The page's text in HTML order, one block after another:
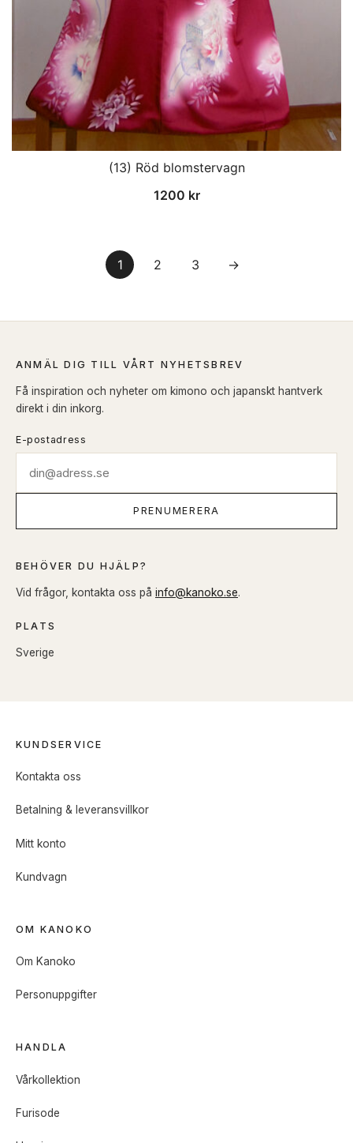
(13) Röd blomstervagn
1200 kr
1 2 3 →
ANMÄL DIG TILL VÅRT NYHETSBREV
Få inspiration och nyheter om kimono och japanskt hantverk
direkt i din inkorg.
E-postadress
PRENUMERERA
BEHÖVER DU HJÄLP?
Vid frågor, kontakta oss på info@kanoko.se.
PLATS
Sverige
KUNDSERVICE
Kontakta oss
Betalning & leveransvillkor
Mitt konto
Kundvagn
OM KANOKO
Om Kanoko
Personuppgifter
HANDLA
Vårkollektion
Furisode